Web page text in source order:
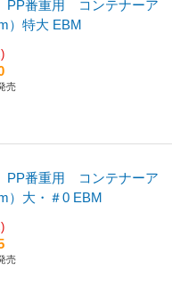
番重用 コンテナーア
）特大 EBM
売
番重用 コンテナーア
）大・＃0 EBM
売